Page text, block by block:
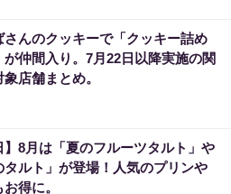
さんのクッキーで「クッキー詰め
が仲間入り。7月22日以降実施の関
店舗まとめ。
】8月は「夏のフルーツタルト」や
タルト」が登場！人気のプリンや
得に。